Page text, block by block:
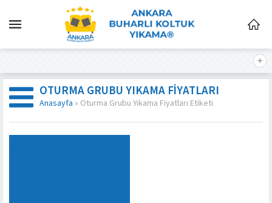
OTURMA GRUBU YIKAMA FIYATLARI
Anasayfa » Oturma Grubu Yıkama Fiyatları Etiketi